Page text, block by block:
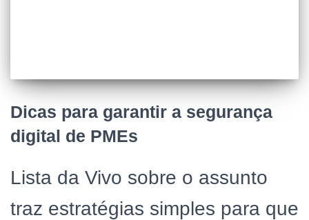
Dicas para garantir a segurança
digital de PMEs
Lista da Vivo sobre o assunto
traz estratégias simples para que